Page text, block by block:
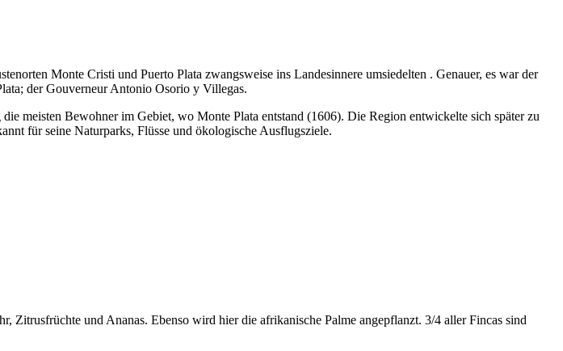
Monte Cristi und Puerto Plata zwangsweise ins Landesinnere umsiedelten . Genauer, es war der
der Gouverneur Antonio Osorio y Villegas.
meisten Bewohner im Gebiet, wo Monte Plata entstand (1606). Die Region entwickelte sich später zu
für seine Naturparks, Flüsse und ökologische Ausflugsziele.
Zitrusfrüchte und Ananas. Ebenso wird hier die afrikanische Palme angepflanzt. 3/4 aller Fincas sind